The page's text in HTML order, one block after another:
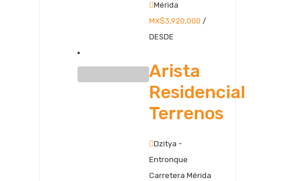
Mérida
MX$3,920,000 /
DESDE
Arista
Residencial
Terrenos
Dzitya -
Entronque
Carretera Mérida